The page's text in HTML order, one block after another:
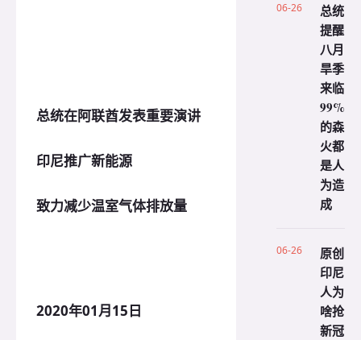
总统在阿联酋发表重要演讲
印尼推广新能源
致力减少温室气体排放量
2020年01月15日
06-26
总统
提醒
八月
旱季
来临
99%
的森
火都
是人
为造
成
06-26
原创
印尼
人为
啥抢
新冠